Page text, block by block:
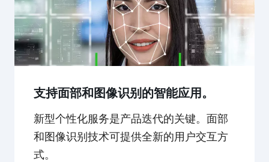
支持面部和图像识别的智能应用。
新型个性化服务是产品迭代的关键。面部
和图像识别技术可提供全新的用户交互方
式。